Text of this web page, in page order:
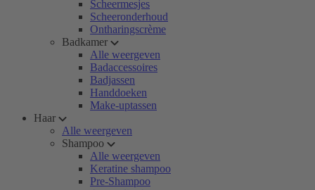
Scheermesjes
Scheeronderhoud
Ontharingscrème
Badkamer
Alle weergeven
Badaccessoires
Badjassen
Handdoeken
Make-uptassen
Haar
Alle weergeven
Shampoo
Alle weergeven
Keratine shampoo
Pre-Shampoo